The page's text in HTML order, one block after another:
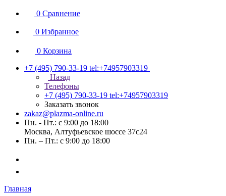
0 Сравнение
0 Избранное
0 Корзина
+7 (495) 790-33-19 tel:+74957903319
Назад
Телефоны
+7 (495) 790-33-19 tel:+74957903319
Заказать звонок
zakaz@plazma-online.ru
Пн. - Пт.: с 9:00 до 18:00
Москва, Алтуфьевское шоссе 37с24
Пн. – Пт.: с 9:00 до 18:00
Главная